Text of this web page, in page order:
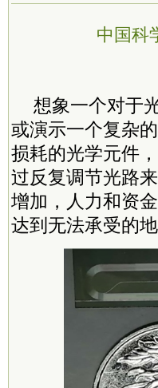
中国科
想象一个对于
或演示一个复杂
损耗的光学元件
过反复调节光路
增加，人力和资
达到无法承受的地